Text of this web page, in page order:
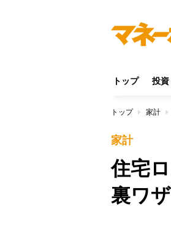
トップ 投資
トップ 家計
家計
住宅
裏ワ